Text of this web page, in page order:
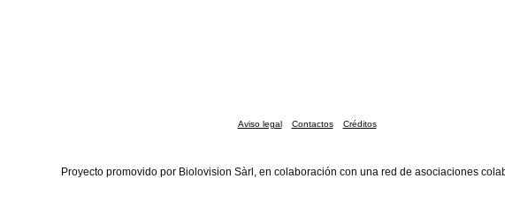
Aviso legal Contactos Créditos
Proyecto promovido por Biolovision Sàrl, en colaboración con una red de asociaciones